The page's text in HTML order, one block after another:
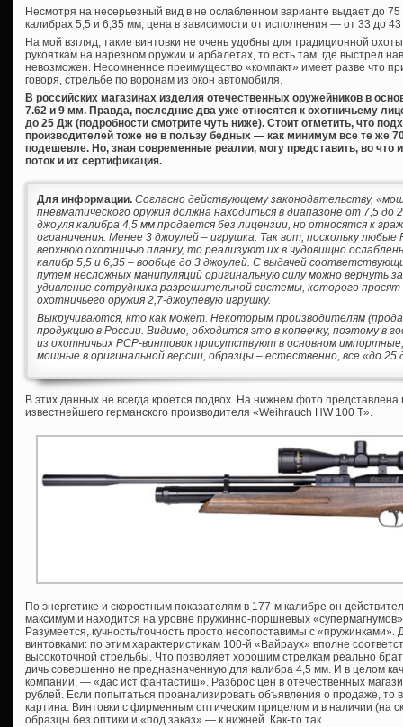
Несмотря на несерьезный вид в не ослабленном варианте выдает до
калибрах 5,5 и 6,35 мм, цена в зависимости от исполнения — от 33 до
На мой взгляд, такие винтовки не очень удобны для традиционной
рукояткам на нарезном оружии и арбалетах, то есть там, где выстрел
невозможен. Несомненное преимущество «компакт» имеет разве что
говоря, стрельбе по воронам из окон автомобиля.
В российских магазинах изделия отечественных оружейников в
7.62 и 9 мм. Правда, последние два уже относятся к охотничьему
до 25 Дж (подробности смотрите чуть ниже). Стоит отметить, что
производителей тоже не в пользу бедных — как минимум все те же
подешевле. Но, зная современные реалии, могу представить, во что
поток и их сертификация.
Для информации. Согласно действующему законодательству,
пневматического оружия должна находиться в диапазоне от 7,5 до
джоуля калибра 4,5 мм продается без лицензии, но относятся к
ограничения. Менее 3 джоулей – игрушка. Так вот, поскольку
верхнюю охотничью планку, то реализуют их в чудовищно
калибр 5,5 и 6,35 – вообще до 3 джоулей. С выдачей
путем несложных манипуляций оригинальную силу можно вернуть
удивление сотрудника разрешительной системы, которого просят
охотничьего оружия 2,7-джоулевую игрушку.
Выкручиваются, кто как может. Некоторым производителям
продукцию в России. Видимо, обходится это в копеечку, поэтому в
из охотничьих PCP-винтовок присутствуют в основном
мощные в оригинальной версии, образцы – естественно, все «до 25
В этих данных не всегда кроется подвох. На нижнем фото представлена
известнейшего германского производителя «Weihrauch HW 100 T».
По энергетике и скоростным показателям в 177-м калибре он
максимум и находится на уровне пружинно-поршневых
Разумеется, кучность/точность просто несопоставимы с
винтовками: по этим характеристикам 100-й «Вайраух» вполне
высокоточной стрельбы. Что позволяет хорошим стрелкам реально
дичь совершенно не предназначенную для калибра 4,5 мм. И в целом
компании, — «дас ист фантастиш». Разброс цен в отечественных
рублей. Если попытаться проанализировать объявления о продаже,
картина. Винтовки с фирменным оптическим прицелом и в наличии (на
образцы без оптики и «под заказ» — к нижней. Как-то так.